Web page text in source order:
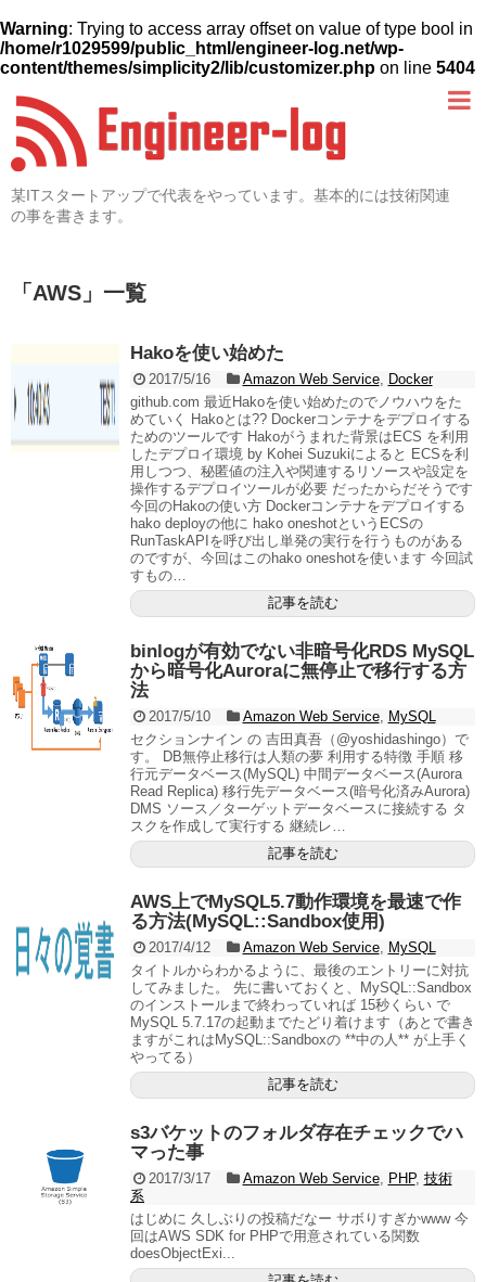
Warning: Trying to access array offset on value of type bool in
/home/r1029599/public_html/engineer-log.net/wp-
content/themes/simplicity2/lib/customizer.php on line 5404
某ITスタートアップで代表をやっています。基本的には技術関連
の事を書きます。
「 AWS 」 一覧
Hakoを使い始めた
2017/5/16 Amazon Web Service,
Docker
github.com 最近Hakoを使い始めたのでノウハウをた
めていく Hakoとは?? Dockerコンテナをデプロイする
ためのツールです Hakoがうまれた背景はECS を利用
したデプロイ環境 by Kohei Suzukiによると ECSを利
用しつつ、秘匿値の注入や関連するリソースや設定を
操作するデプロイツールが必要 だったからだそうです
今回のHakoの使い方 Dockerコンテナをデプロイする
hako deployの他に hako oneshotというECSの
RunTaskAPIを呼び出し単発の実行を行うものがある
のですが、今回はこのhako oneshotを使います 今回試
すもの…
記事を読む
binlogが有効でない非暗号化RDS MySQL
から暗号化Auroraに無停止で移行する方
法
2017/5/10 Amazon Web Service,
MySQL
セクションナイン の 吉田真吾（@yoshidashingo）で
す。 DB無停止移行は人類の夢 利用する特徴 手順 移
行元データベース(MySQL) 中間データベース(Aurora
Read Replica) 移行先データベース(暗号化済みAurora)
DMS ソース／ターゲットデータベースに接続する タ
スクを作成して実行する 継続レ…
記事を読む
AWS上でMySQL5.7動作環境を最速で作
る方法(MySQL::Sandbox使用)
2017/4/12 Amazon Web Service,
MySQL
タイトルからわかるように、最後のエントリーに対抗
してみました。 先に書いておくと、MySQL::Sandbox
のインストールまで終わっていれば 15秒くらい で
MySQL 5.7.17の起動までたどり着けます（あとで書き
ますがこれはMySQL::Sandboxの **中の人** が上手く
やってる）
記事を読む
s3バケットのフォルダ存在チェックでハ
マった事
2017/3/17 Amazon Web Service, PHP, 技術
系
はじめに 久しぶりの投稿だなー サボりすぎかwww 今
回はAWS SDK for PHPで用意されている関数
doesObjectExi...